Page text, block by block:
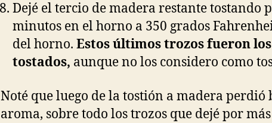
Dejé el tercio de madera restante tostando
minutos en el horno a 350 grados
del horno. Estos últimos trozos fueron
tostados, aunque no los considero como
Noté que luego de la tostión a madera perdió
aroma, sobre todo los trozos que dejé por